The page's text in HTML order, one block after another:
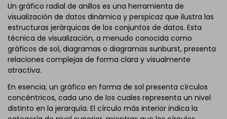
Un gráfico radial de anillos es una herramienta de
visualización de datos dinámica y perspicaz que ilustra las
estructuras jerárquicas de los conjuntos de datos. Esta
técnica de visualización, a menudo conocida como
gráficos de sol, diagramas o diagramas sunburst, presenta
relaciones complejas de forma clara y visualmente
atractiva.
En esencia, un gráfico en forma de sol presenta círculos
concéntricos, cada uno de los cuales representa un nivel
distinto en la jerarquía. El círculo más interior indica la